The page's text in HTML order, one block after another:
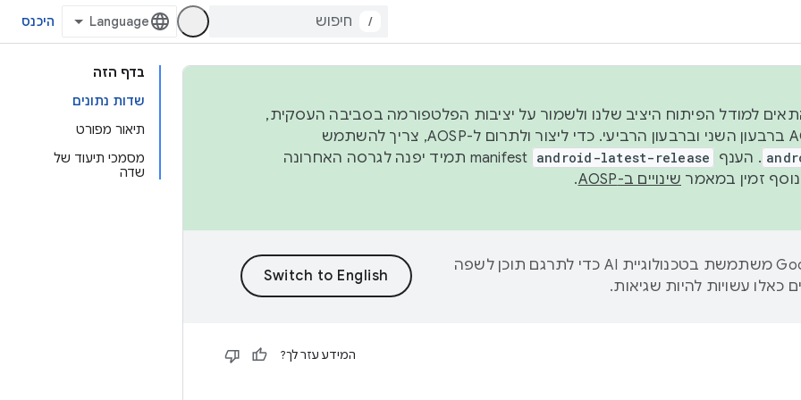
/ היכנס
בדף הזה
שדות נתונים
תיאור מפורט
מסמכי תיעוד של
שדה
2026, כדי להתאים למודל הפיתוח היציב שלנו ולשמור על יציבות הפלטפורמה בסביבה העסקית,
נפרסם קוד מקור ב-AOSP ברבעון השני וברבעון הרביעי. כדי ליצור ולתרום ל-AOSP, צריך להשתמש
. הענף android-latest-release
manifest תמיד יפנה לגרסה האחרונה
שינויים ב-AOSP
.
‫Google משתמשת בטכנולוגיית AI כדי לתרגם תוכן לשפה
כאלו עשויות להיות שגיאות.
המידע עזר לך?